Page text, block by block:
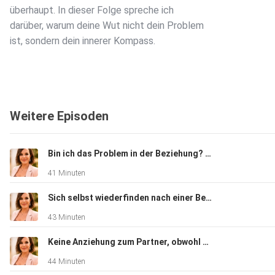
überhaupt. In dieser Folge spreche ich
darüber, warum deine Wut nicht dein Problem
ist, sondern dein innerer Kompass.
Grenzen gehst
– weshalb viele Frauen ihre Wut nicht mehr spüren oder
Angst vor ihr haben
– was deine Wut mit deiner Weiblichkeit und deiner
Weitere Episoden
Bin ich das Problem in der Beziehung? Warum du dir alles auflädst
41 Minuten
Sich selbst wiederfinden nach einer Beziehung – Wer bin ich?
43 Minuten
Keine Anziehung zum Partner, obwohl er toll ist? Das steckt dahinter
44 Minuten